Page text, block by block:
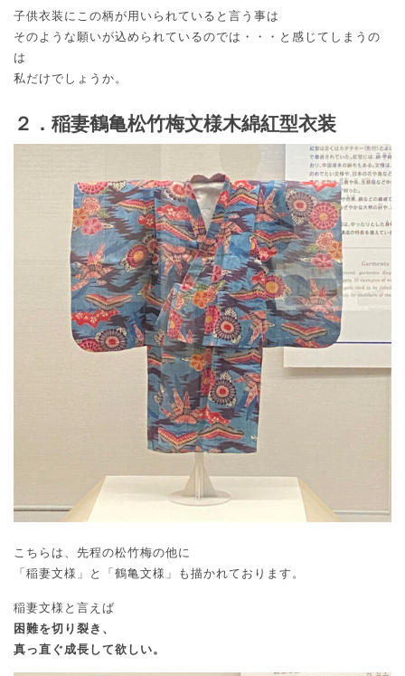
子供衣装にこの柄が用いられていると言う事は
そのような願いが込められているのでは・・・と感じてしまうの
は
私だけでしょうか。
２．稲妻鶴亀松竹梅文様木綿紅型衣装
こちらは、先程の松竹梅の他に
「稲妻文様」と「鶴亀文様」も描かれております。
稲妻文様と言えば
困難を切り裂き、
真っ直ぐ成長して欲しい。